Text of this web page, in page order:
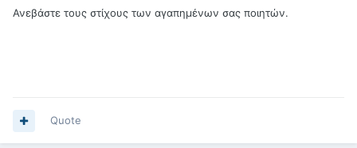
Ανεβάστε τους στίχους των αγαπημένων σας ποιητών.
Quote